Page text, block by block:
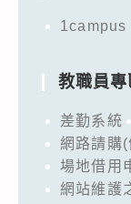
1campus
教職員專
差勤系統
網路請購(
場地借用
網站維護